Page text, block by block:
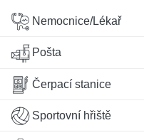
Nemocnice/Lékař
Pošta
Čerpací stanice
Sportovní hřiště